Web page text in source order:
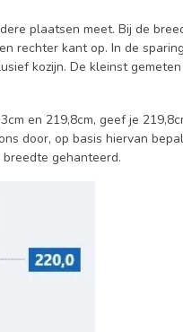
plaatsen meet. Bij de
rechter kant op. In de
kozijn. De kleinst
en 219,8cm, geef je
door, op basis hiervan
gehanteerd.